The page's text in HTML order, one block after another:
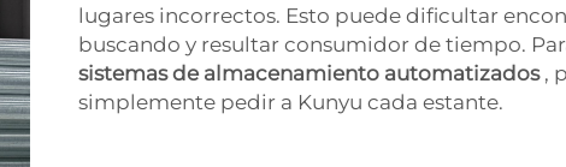
lugares incorrectos. Esto puede dificultar
buscando y resultar consumidor de tiempo.
sistemas de almacenamiento automatizados ,
simplemente pedir a Kunyu cada estante.